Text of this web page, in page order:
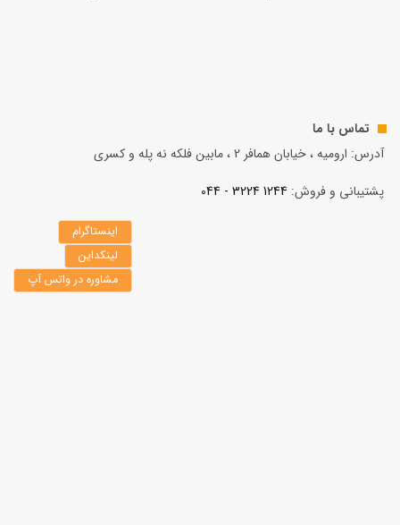
تماس با ما
آدرس: ارومیه ، خیابان همافر 2 ، مابين فلكه نه پله و کسری
پشتیبانی و فروش: 1244 3224 - 044
اینستاگرام
لینکداین
مشاوره در واتس آپ